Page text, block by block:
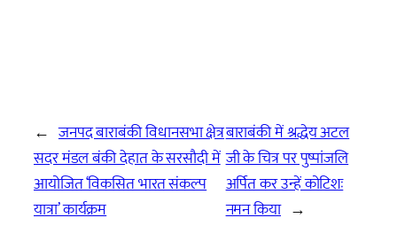
← जनपद बाराबंकी विधानसभा क्षेत्र
सदर मंडल बंकी देहात के सरसौदी में
आयोजित ‘विकसित भारत संकल्प
यात्रा’ कार्यक्रम
बाराबंकी में श्रद्धेय अटल
जी के चित्र पर पुष्पांजलि
अर्पित कर उन्हें कोटिशः
नमन किया →